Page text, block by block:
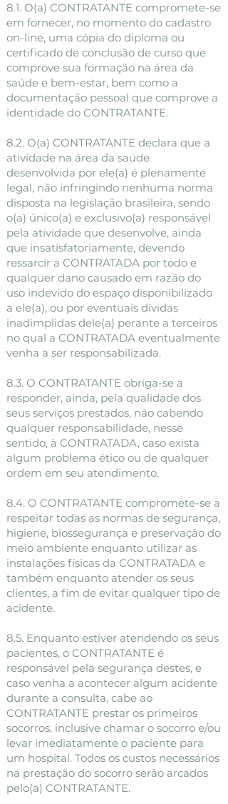
8.1. O(a) CONTRATANTE compromete-se
em fornecer, no momento do cadastro
on-line, uma cópia do diploma ou
certificado de conclusão de curso que
comprove sua formação na área da
saúde e bem-estar, bem como a
documentação pessoal que comprove a
identidade do CONTRATANTE.
8.2. O(a) CONTRATANTE declara que a
atividade na área da saúde
desenvolvida por ele(a) é plenamente
legal, não infringindo nenhuma norma
disposta na legislação brasileira, sendo
o(a) único(a) e exclusivo(a) responsável
pela atividade que desenvolve, ainda
que insatisfatoriamente, devendo
ressarcir a CONTRATADA por todo e
qualquer dano causado em razão do
uso indevido do espaço disponibilizado
a ele(a), ou por eventuais dívidas
inadimplidas dele(a) perante a terceiros
no qual a CONTRATADA eventualmente
venha a ser responsabilizada.
8.3. O CONTRATANTE obriga-se a
responder, ainda, pela qualidade dos
seus serviços prestados, não cabendo
qualquer responsabilidade, nesse
sentido, à CONTRATADA, caso exista
algum problema ético ou de qualquer
ordem em seu atendimento.
8.4. O CONTRATANTE compromete-se a
respeitar todas as normas de segurança,
higiene, biossegurança e preservação do
meio ambiente enquanto utilizar as
instalações físicas da CONTRATADA e
também enquanto atender os seus
clientes, a fim de evitar qualquer tipo de
acidente.
8.5. Enquanto estiver atendendo os seus
pacientes, o CONTRATANTE é
responsável pela segurança destes, e
caso venha a acontecer algum acidente
durante a consulta, cabe ao
CONTRATANTE prestar os primeiros
socorros, inclusive chamar o socorro e/ou
levar imediatamente o paciente para
um hospital. Todos os custos necessários
na prestação do socorro serão arcados
pelo(a) CONTRATANTE.